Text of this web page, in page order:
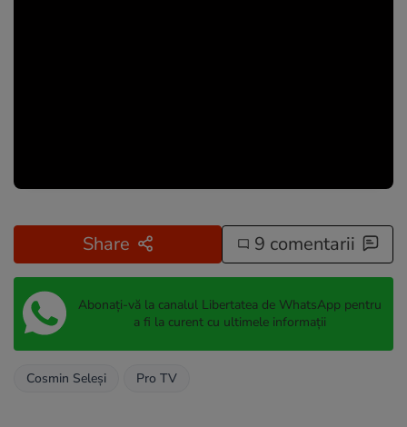
Share 9 comentarii
Abonați-vă la canalul Libertatea de WhatsApp pentru
a fi la curent cu ultimele informații
Cosmin Seleşi Pro TV